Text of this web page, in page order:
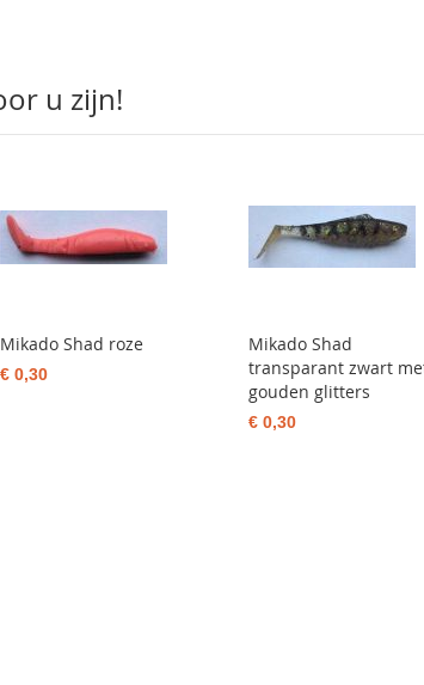
u zijn!
Mikado Shad roze
€ 0,30
Mikado Shad
transparant zwart
gouden glitters
€ 0,30